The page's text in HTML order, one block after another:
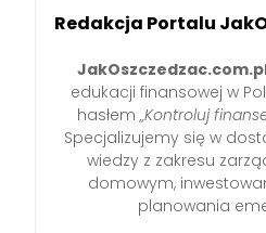
Redakcja Portalu
edukacji finansowej w
hasłem „Kontroluj
Specjalizujemy się w
wiedzy z zakresu
domowym,
planowania